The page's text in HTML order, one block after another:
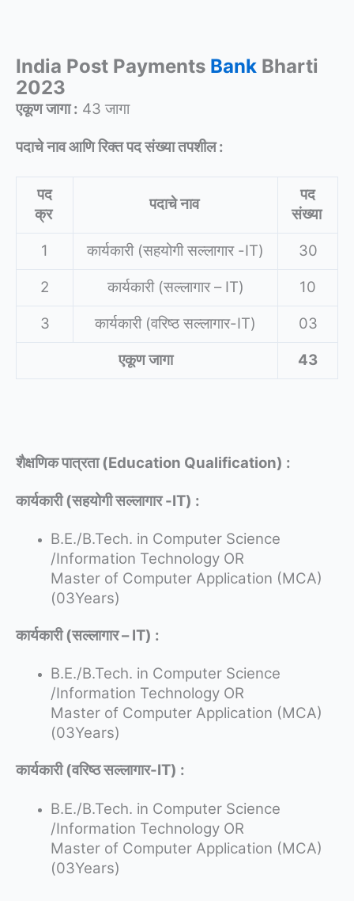
India Post Payments Bank Bharti
2023
एकूण जागा : 43 जागा
पदाचे नाव आणि रिक्त पद संख्या तपशील :
पद
क्र
पदाचे नाव
पद
संख्या
1
कार्यकारी (सहयोगी सल्लागार -IT)
30
2
कार्यकारी (सल्लागार – IT)
10
3
कार्यकारी (वरिष्ठ सल्लागार-IT)
03
एकूण जागा
43
शैक्षणिक पात्रता (Education Qualification) :
कार्यकारी (सहयोगी सल्लागार -IT) :
B.E./B.Tech. in Computer Science
/Information Technology OR
Master of Computer Application (MCA)
(03Years)
कार्यकारी (सल्लागार – IT) :
B.E./B.Tech. in Computer Science
/Information Technology OR
Master of Computer Application (MCA)
(03Years)
कार्यकारी (वरिष्ठ सल्लागार-IT) :
B.E./B.Tech. in Computer Science
/Information Technology OR
Master of Computer Application (MCA)
(03Years)